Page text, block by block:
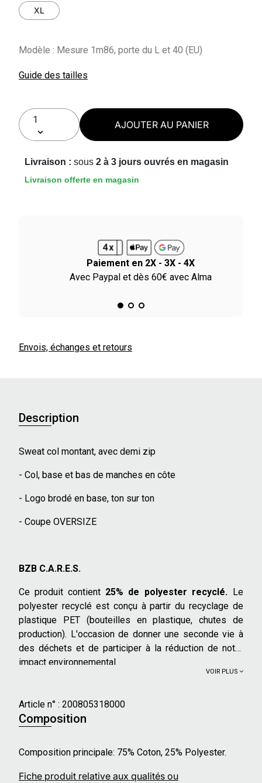
XL
Modèle : Mesure 1m86, porte du L et 40 (EU)
Guide des tailles
AJOUTER AU PANIER
Livraison : sous 2 à 3 jours ouvrés en magasin
Livraison offerte en magasin
Paiement en 2X - 3X - 4X
Avec Paypal et dès 60€ avec Alma
Envois, échanges et retours
Description
Sweat col montant, avec demi zip
- Col, base et bas de manches en côte
- Logo brodé en base, ton sur ton
- Coupe OVERSIZE
BZB C.A.R.E.S.
Ce produit contient 25% de polyester recyclé. Le
polyester recyclé est conçu à partir du recyclage de
plastique PET (bouteilles en plastique, chutes de
production). L'occasion de donner une seconde vie à
des déchets et de participer à la réduction de notre
impact environnemental.
VOIR PLUS
Article n° : 200805318000
Composition
Composition principale: 75% Coton, 25% Polyester.
Fiche produit relative aux qualités ou